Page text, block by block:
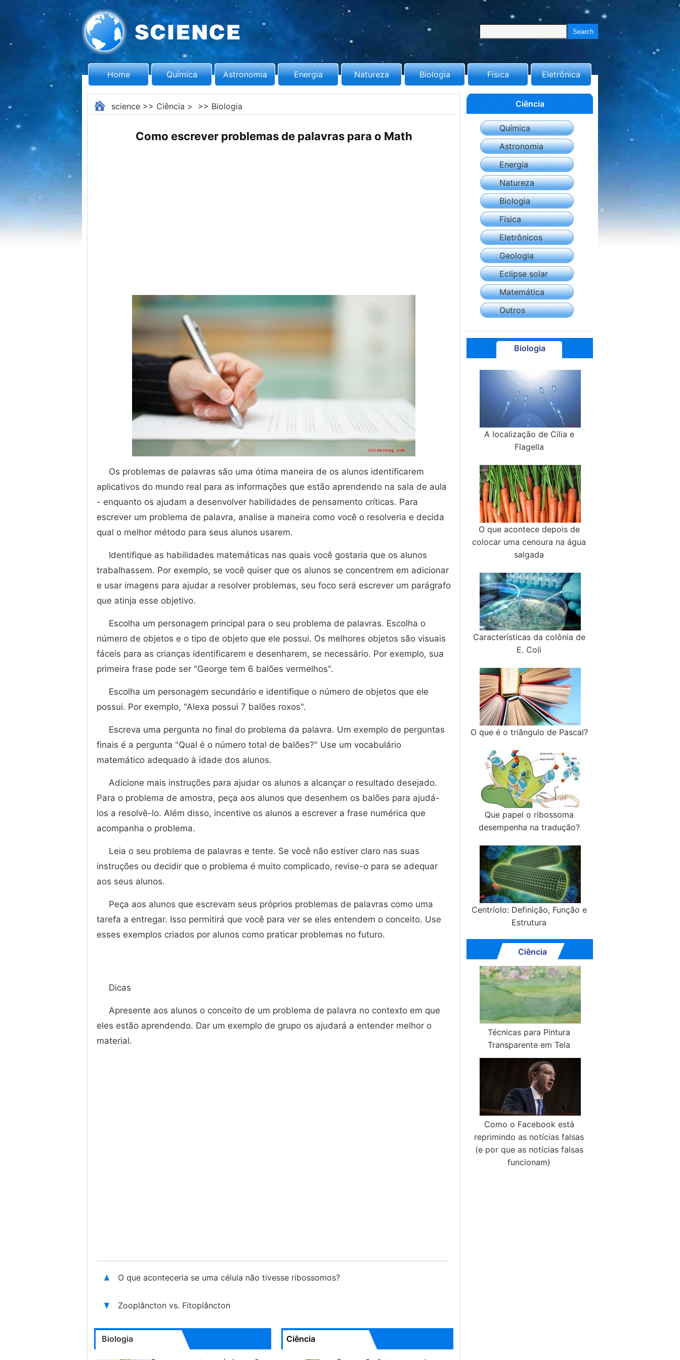
Home Química Astronomia Energia Natureza Biologia Física Eletrônica
science>> Ciência > >> Biologia
Como escrever problemas de palavras para o Math
Os problemas de palavras são uma ótima maneira de os alunos identificarem
aplicativos do mundo real para as informações que estão aprendendo na sala de aula
- enquanto os ajudam a desenvolver habilidades de pensamento críticas. Para
escrever um problema de palavra, analise a maneira como você o resolveria e decida
qual o melhor método para seus alunos usarem.
Identifique as habilidades matemáticas nas quais você gostaria que os alunos
trabalhassem. Por exemplo, se você quiser que os alunos se concentrem em adicionar
e usar imagens para ajudar a resolver problemas, seu foco será escrever um parágrafo
que atinja esse objetivo.
Escolha um personagem principal para o seu problema de palavras. Escolha o
número de objetos e o tipo de objeto que ele possui. Os melhores objetos são visuais
fáceis para as crianças identificarem e desenharem, se necessário. Por exemplo, sua
primeira frase pode ser "George tem 6 balões vermelhos".
Escolha um personagem secundário e identifique o número de objetos que ele
possui. Por exemplo, "Alexa possui 7 balões roxos".
Escreva uma pergunta no final do problema da palavra. Um exemplo de perguntas
finais é a pergunta "Qual é o número total de balões?" Use um vocabulário
matemático adequado à idade dos alunos.
Adicione mais instruções para ajudar os alunos a alcançar o resultado desejado.
Para o problema de amostra, peça aos alunos que desenhem os balões para ajudá-
los a resolvê-lo. Além disso, incentive os alunos a escrever a frase numérica que
acompanha o problema.
Leia o seu problema de palavras e tente. Se você não estiver claro nas suas
instruções ou decidir que o problema é muito complicado, revise-o para se adequar
aos seus alunos.
Peça aos alunos que escrevam seus próprios problemas de palavras como uma
tarefa a entregar. Isso permitirá que você para ver se eles entendem o conceito. Use
esses exemplos criados por alunos como praticar problemas no futuro.
Dicas
Apresente aos alunos o conceito de um problema de palavra no contexto em que
eles estão aprendendo. Dar um exemplo de grupo os ajudará a entender melhor o
material.
O que aconteceria se uma célula não tivesse ribossomos?
Zooplâncton vs. Fitoplâncton
Biologia Ciência
Ciência
Química
Astronomia
Energia
Natureza
Biologia
Física
Eletrônicos
Geologia
Eclipse solar
Matemática
Outros
Biologia
A localização de Cilia e
Flagella
O que acontece depois de
colocar uma cenoura na água
salgada
Características da colônia de
E. Coli
O que é o triângulo de Pascal?
Que papel o ribossoma
desempenha na tradução?
Centríolo: Definição, Função e
Estrutura
Ciência
Técnicas para Pintura
Transparente em Tela
Como o Facebook está
reprimindo as notícias falsas
(e por que as notícias falsas
funcionam)